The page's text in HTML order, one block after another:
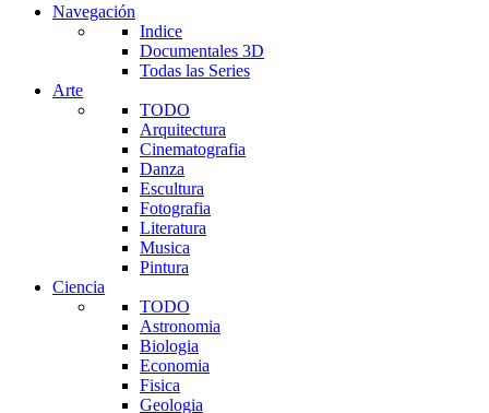
Navegación
Indice
Documentales 3D
Todas las Series
Arte
TODO
Arquitectura
Cinematografia
Danza
Escultura
Fotografia
Literatura
Musica
Pintura
Ciencia
TODO
Astronomia
Biologia
Economia
Fisica
Geologia